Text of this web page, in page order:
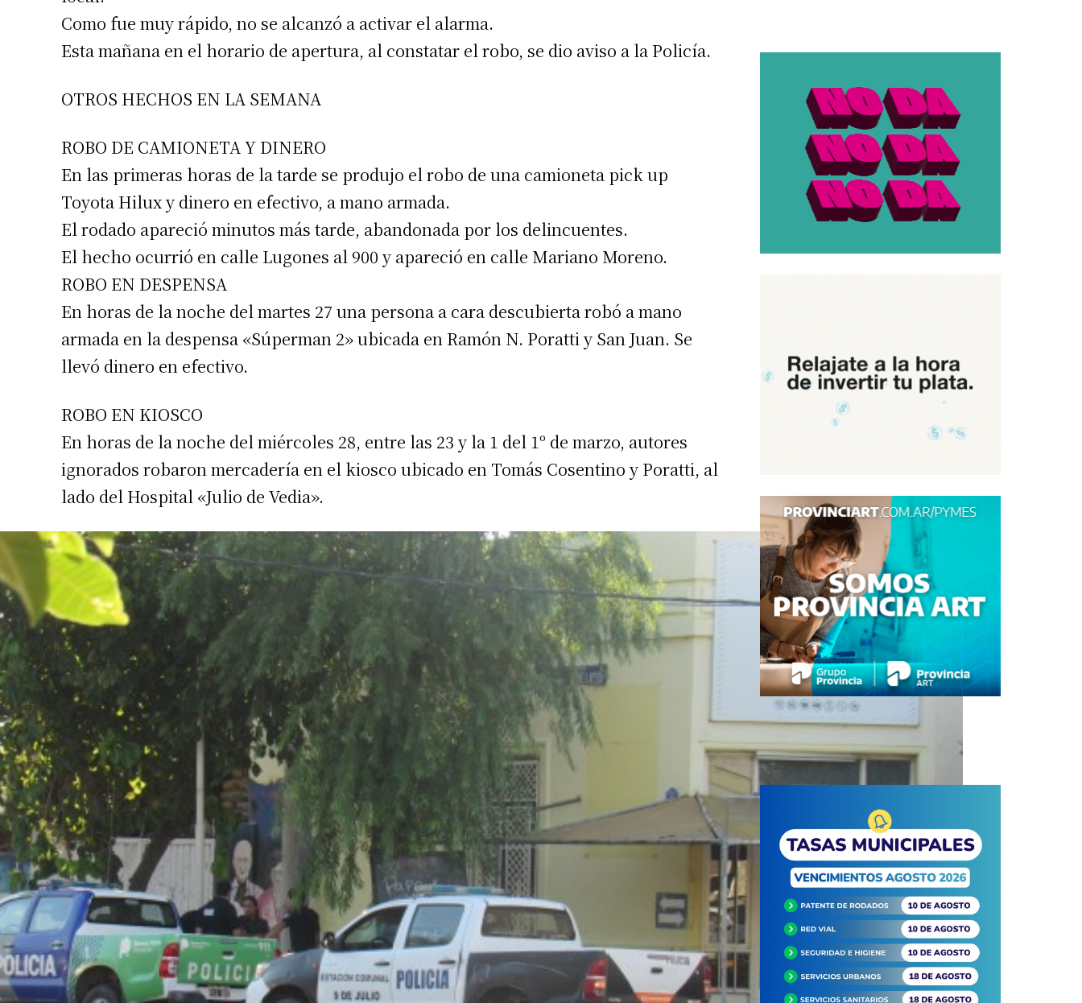
Suscribirme gratis
Dirección de correo electrónico *
Nombre
Apellidos
Número de teléfono
Como fue muy rápido, no se alcanzó a activar el alarma.
Esta mañana en el horario de apertura, al constatar el robo, se dio aviso a la Policía.
OTROS HECHOS EN LA SEMANA
ROBO DE CAMIONETA Y DINERO
En las primeras horas de la tarde se produjo el robo de una camioneta pick up
Toyota Hilux y dinero en efectivo, a mano armada.
El rodado apareció minutos más tarde, abandonada por los delincuentes.
El hecho ocurrió en calle Lugones al 900 y apareció en calle Mariano Moreno.
ROBO EN DESPENSA
En horas de la noche del martes 27 una persona a cara descubierta robó a mano
armada en la despensa «Súperman 2» ubicada en Ramón N. Poratti y San Juan. Se
llevó dinero en efectivo.
ROBO EN KIOSCO
En horas de la noche del miércoles 28, entre las 23 y la 1 del 1º de marzo, autores
ignorados robaron mercadería en el kiosco ubicado en Tomás Cosentino y Poratti, al
lado del Hospital «Julio de Vedia».